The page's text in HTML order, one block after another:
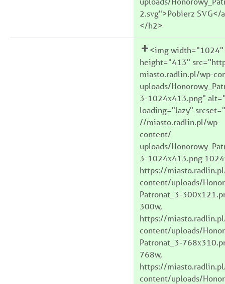
2.svg">Pobierz SVG</
</h2>
<img width="1024"
height="413"
miasto.radlin.pl/wp-
uploads/
3-1024x413.png"
loading="lazy"
//miasto.radlin.pl/wp-
content/
uploads/
3-1024x413.png
https://
content/uploads/
Patronat_3-
300w,
https://
content/uploads/
Patronat_3-
768w,
https://
content/uploads/